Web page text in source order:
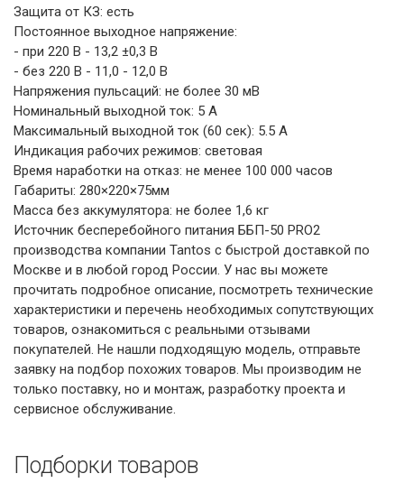
Защита от КЗ: есть
Постоянное выходное напряжение:
- при 220 В - 13,2 ±0,3 В
- без 220 В - 11,0 - 12,0 В
Напряжения пульсаций: не более 30 мВ
Номинальный выходной ток: 5 А
Максимальный выходной ток (60 сек): 5.5 А
Индикация рабочих режимов: световая
Время наработки на отказ: не менее 100 000 часов
Габариты: 280×220×75мм
Масса без аккумулятора: не более 1,6 кг
Источник бесперебойного питания ББП-50 PRO2
производства компании Tantos с быстрой доставкой по
Москве и в любой город России. У нас вы можете
прочитать подробное описание, посмотреть технические
характеристики и перечень необходимых сопутствующих
товаров, ознакомиться с реальными отзывами
покупателей. Не нашли подходящую модель, отправьте
заявку на подбор похожих товаров. Мы производим не
только поставку, но и монтаж, разработку проекта и
сервисное обслуживание.
Подборки товаров